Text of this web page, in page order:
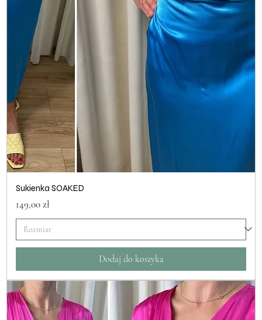
Sukienka SOAKED
Cena
149,00 zł
Dodaj do koszyka